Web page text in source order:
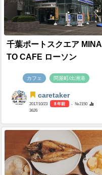
千葉ポートスクエア MINA
TO CAFE ローソン
カフェ 問屋町/出洲港
caretaker
2017/10/23 8 年前
- №2150
3626